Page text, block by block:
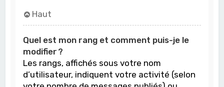
Haut
Quel est mon rang et comment puis-je le
modifier ?
Les rangs, affichés sous votre nom
d’utilisateur, indiquent votre activité (selon